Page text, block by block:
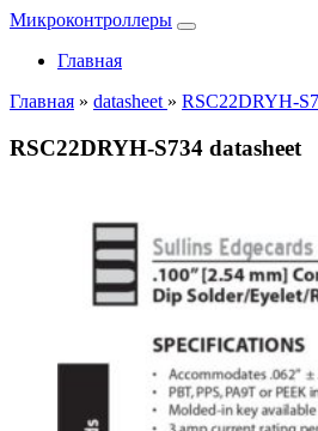
Микроконтроллеры
Главная
Главная » datasheet » RSC22DRYH-
RSC22DRYH-S734 datasheet